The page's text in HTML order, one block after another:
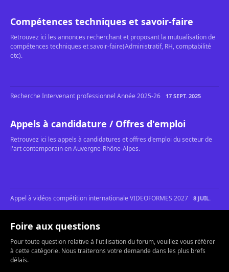
Compétences techniques et savoir-faire
Retrouvez ici les annonces recherchant et proposant la mutualisation de
compétences techniques et savoir-faire(Administratif, RH, comptabilité
etc).
Recherche Intervenant professionnel Année 2025‐26 17 SEPT. 2025
Appels à candidature / Offres d'emploi
Retrouvez ici les appels à candidatures et offres d'emploi du secteur de
l'art contemporain en Auvergne-Rhône-Alpes.
Appel à vidéos compétition internationale VIDEOFORMES 2027 8 JUIL.
Foire aux questions
Pour toute question relative à l'utilisation du forum, veuillez vous référer
à cette catégorie. Nous traiterons votre demande dans les plus brefs
délais.